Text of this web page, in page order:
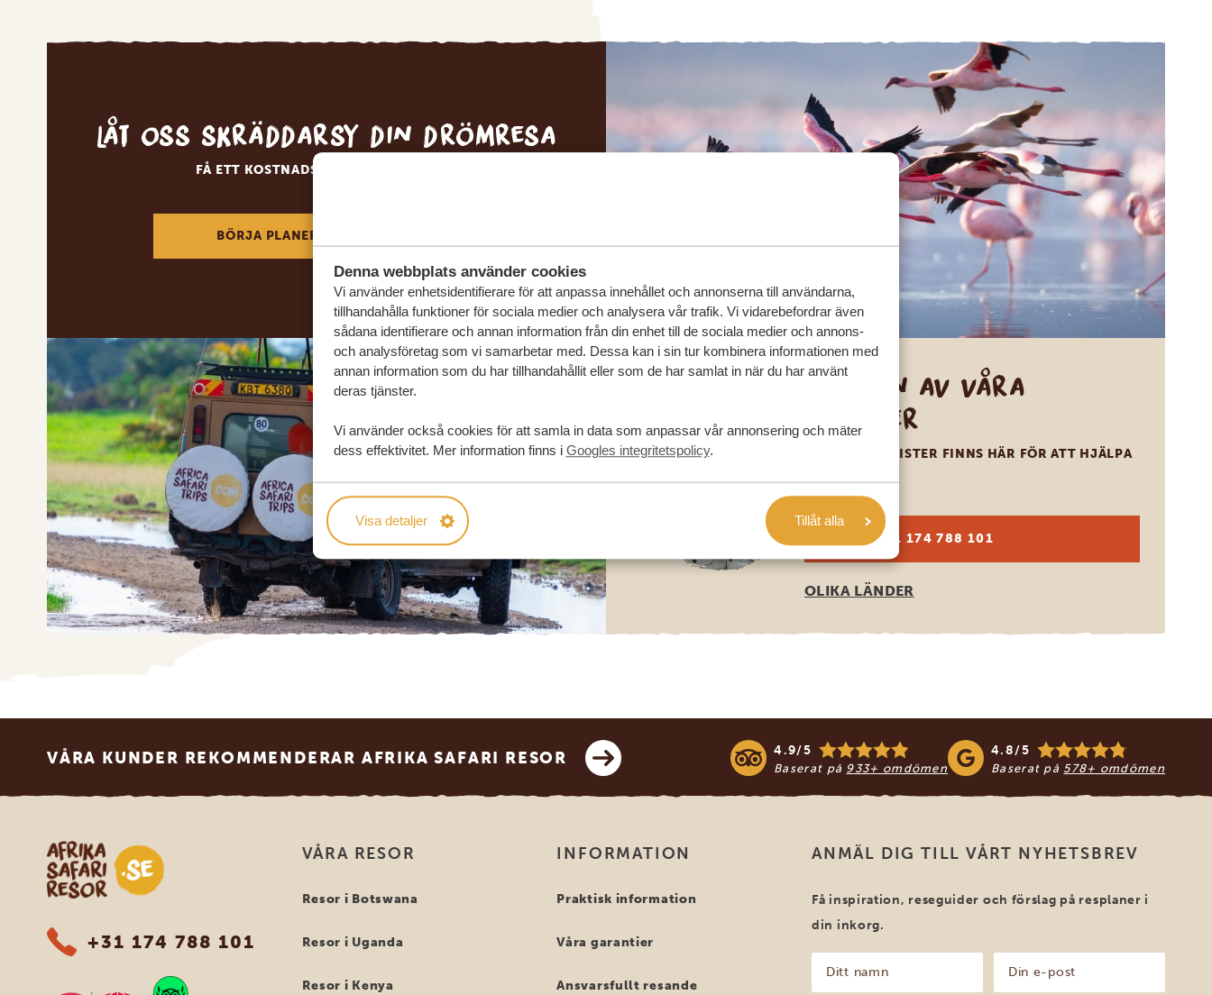
Denna webbplats använder cookies
Vi använder enhetsidentifierare för att anpassa innehållet och annonserna till användarna,
tillhandahålla funktioner för sociala medier och analysera vår trafik. Vi vidarebefordrar även
sådana identifierare och annan information från din enhet till de sociala medier och annons-
och analysföretag som vi samarbetar med. Dessa kan i sin tur kombinera informationen med
annan information som du har tillhandahållit eller som de har samlat in när du har använt
deras tjänster.
Vi använder också cookies för att samla in data som anpassar vår annonsering och mäter
dess effektivitet. Mer information finns i Googles integritetspolicy.
Visa detaljer Tillåt alla
Låt oss skräddarsy din drömresa
FÅ ETT KOSTNADSFRITT RESEFÖRSLAG
BÖRJA PLANERA DIN DRÖMRESA
Ring en av våra
experter
VÅRA SPECIALISTER FINNS HÄR FÖR ATT HJÄLPA
SV:+31 174 788 101
OLIKA LÄNDER
VÅRA KUNDER REKOMMENDERAR AFRIKA SAFARI RESOR 4.9/5
Baserat på 933+ omdömen
4.8/5
Baserat på 578+ omdömen
Safari-resor i Afrika
+31 174 788 101
VÅRA RESOR
Resor i Botswana
Resor i Uganda
Resor i Kenya
INFORMATION
Praktisk information
Våra garantier
Ansvarsfullt resande
ANMÄL DIG TILL VÅRT NYHETSBREV
Få inspiration, reseguider och förslag på resplaner i
din inkorg.
namn